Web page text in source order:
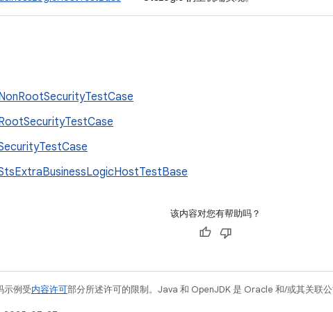
该内容对您有帮助吗？
示例受内容许可部分所述许可的限制。Java 和 OpenJDK 是 Oracle 和/或其关联公